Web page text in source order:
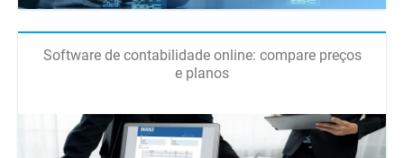
Software de contabilidade online: compare preços
e planos